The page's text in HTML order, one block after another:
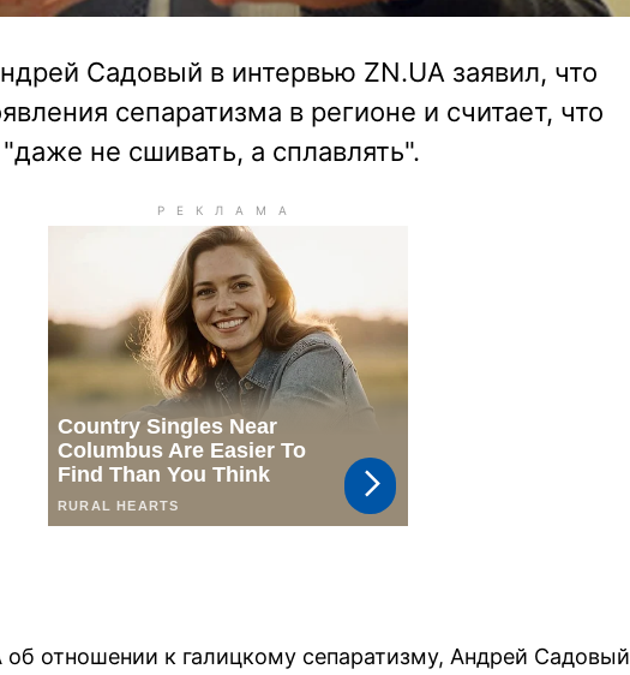
Садовый в интервью ZN.UA заявил, что
сепаратизма в регионе и считает, что
не сшивать, а сплавлять".
об отношении к галицкому сепаратизму, Андрей Садовый